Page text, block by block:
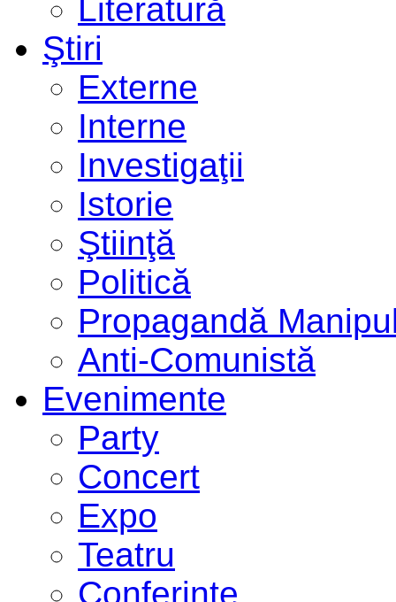
Literatură
Ştiri
Externe
Interne
Investigaţii
Istorie
Ştiinţă
Politică
Propagandă
Anti-Comunistă
Evenimente
Party
Concert
Expo
Teatru
Conferinţe